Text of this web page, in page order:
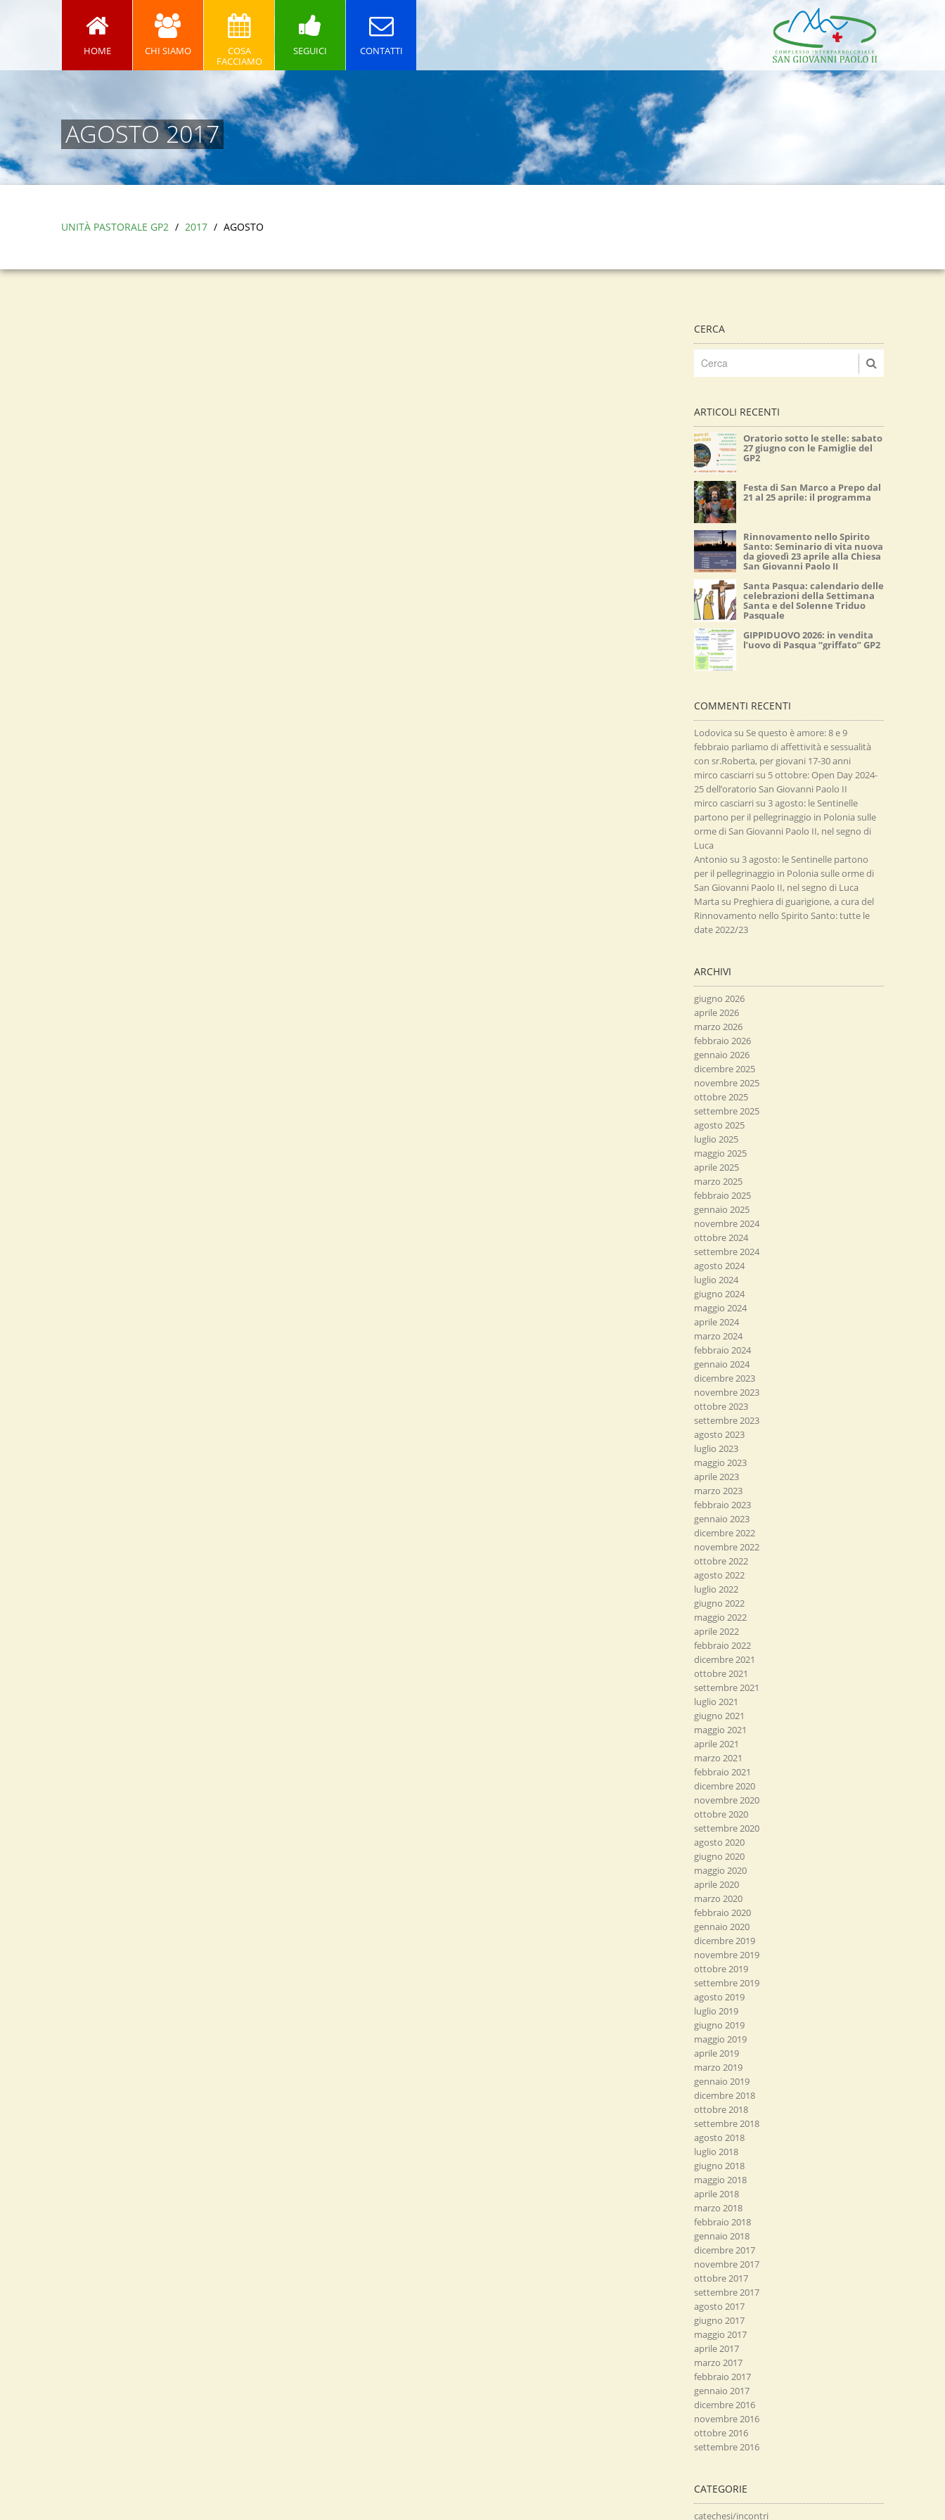
HOME CHI SIAMO
COSA
FACCIAMO
SEGUICI CONTATTI
AGOSTO 2017
UNITÀ PASTORALE GP2 / 2017 / AGOSTO
CERCA
ARTICOLI RECENTI
Oratorio sotto le stelle: sabato
27 giugno con le Famiglie del
GP2
Festa di San Marco a Prepo dal
21 al 25 aprile: il programma
Rinnovamento nello Spirito
Santo: Seminario di vita nuova
da giovedì 23 aprile alla Chiesa
San Giovanni Paolo II
Santa Pasqua: calendario delle
celebrazioni della Settimana
Santa e del Solenne Triduo
Pasquale
GIPPIDUOVO 2026: in vendita
l’uovo di Pasqua “griffato” GP2
COMMENTI RECENTI
Lodovica su Se questo è amore: 8 e 9
febbraio parliamo di affettività e sessualità
con sr.Roberta, per giovani 17-30 anni
mirco casciarri su 5 ottobre: Open Day 2024-
25 dell’oratorio San Giovanni Paolo II
mirco casciarri su 3 agosto: le Sentinelle
partono per il pellegrinaggio in Polonia sulle
orme di San Giovanni Paolo II, nel segno di
Luca
Antonio su 3 agosto: le Sentinelle partono
per il pellegrinaggio in Polonia sulle orme di
San Giovanni Paolo II, nel segno di Luca
Marta su Preghiera di guarigione, a cura del
Rinnovamento nello Spirito Santo: tutte le
date 2022/23
ARCHIVI
giugno 2026
aprile 2026
marzo 2026
febbraio 2026
gennaio 2026
dicembre 2025
novembre 2025
ottobre 2025
settembre 2025
agosto 2025
luglio 2025
maggio 2025
aprile 2025
marzo 2025
febbraio 2025
gennaio 2025
novembre 2024
ottobre 2024
settembre 2024
agosto 2024
luglio 2024
giugno 2024
maggio 2024
aprile 2024
marzo 2024
febbraio 2024
gennaio 2024
dicembre 2023
novembre 2023
ottobre 2023
settembre 2023
agosto 2023
luglio 2023
maggio 2023
aprile 2023
marzo 2023
febbraio 2023
gennaio 2023
dicembre 2022
novembre 2022
ottobre 2022
agosto 2022
luglio 2022
giugno 2022
maggio 2022
aprile 2022
febbraio 2022
dicembre 2021
ottobre 2021
settembre 2021
luglio 2021
giugno 2021
maggio 2021
aprile 2021
marzo 2021
febbraio 2021
dicembre 2020
novembre 2020
ottobre 2020
settembre 2020
agosto 2020
giugno 2020
maggio 2020
aprile 2020
marzo 2020
febbraio 2020
gennaio 2020
dicembre 2019
novembre 2019
ottobre 2019
settembre 2019
agosto 2019
luglio 2019
giugno 2019
maggio 2019
aprile 2019
marzo 2019
gennaio 2019
dicembre 2018
ottobre 2018
settembre 2018
agosto 2018
luglio 2018
giugno 2018
maggio 2018
aprile 2018
marzo 2018
febbraio 2018
gennaio 2018
dicembre 2017
novembre 2017
ottobre 2017
settembre 2017
agosto 2017
giugno 2017
maggio 2017
aprile 2017
marzo 2017
febbraio 2017
gennaio 2017
dicembre 2016
novembre 2016
ottobre 2016
settembre 2016
CATEGORIE
catechesi/incontri